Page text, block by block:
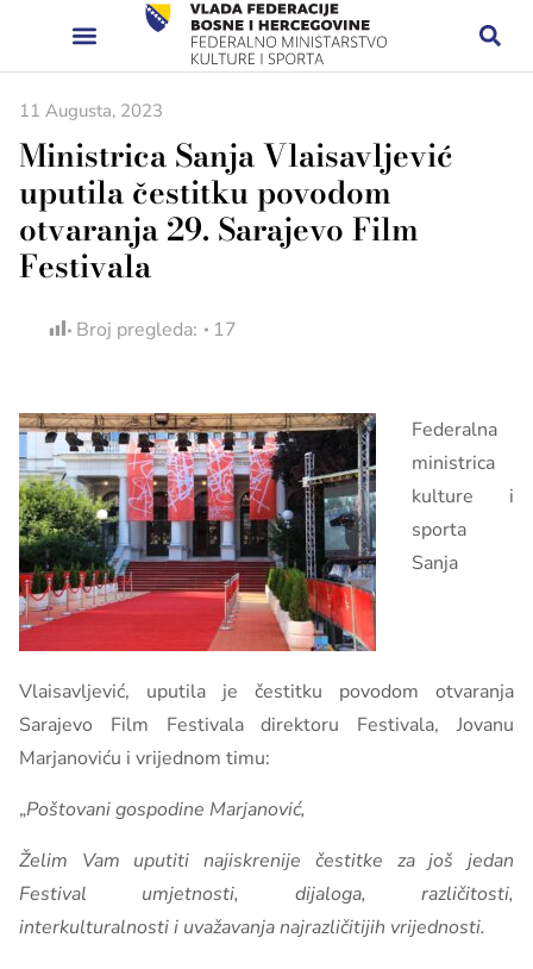
11 Augusta, 2023
Ministrica Sanja Vlaisavljević
uputila čestitku povodom
otvaranja 29. Sarajevo Film
Festivala
Broj pregleda: 17
Federalna
ministrica
kulture i
sporta
Sanja
Vlaisavljević, uputila je čestitku povodom otvaranja
Sarajevo Film Festivala direktoru Festivala, Jovanu
Marjanoviću i vrijednom timu:
„Poštovani gospodine Marjanović,
Želim Vam uputiti najiskrenije čestitke za još jedan
Festival umjetnosti, dijaloga, različitosti,
interkulturalnosti i uvažavanja najrazličitijih vrijednosti.